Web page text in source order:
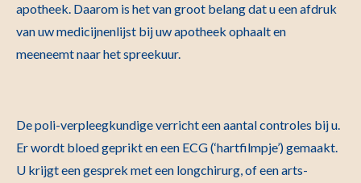
apotheek. Daarom is het van groot belang dat u een afdruk
van uw medicijnenlijst bij uw apotheek ophaalt en
meeneemt naar het spreekuur.
De poli-verpleegkundige verricht een aantal controles bij u.
Er wordt bloed geprikt en een ECG (‘hartfilmpje’) gemaakt.
U krijgt een gesprek met een longchirurg, of een arts-